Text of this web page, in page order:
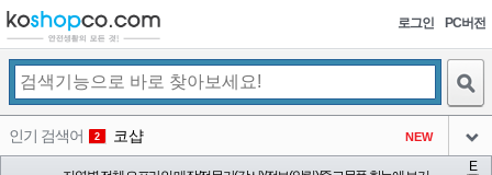
로그인 PC버전
인기 검색어 2 코샵 NEW
E